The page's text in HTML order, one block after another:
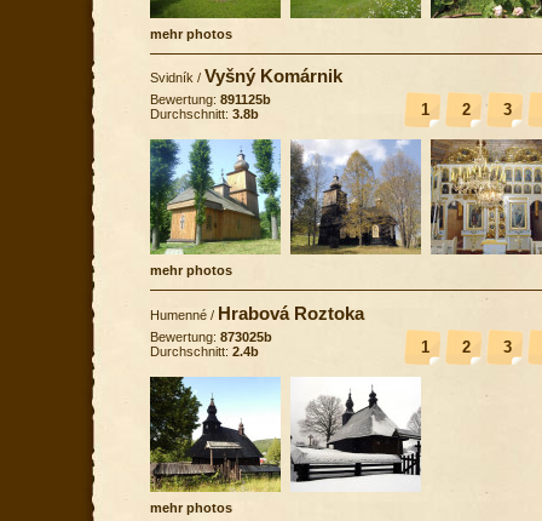
mehr photos
Svidník / Vyšný Komárnik
1 2 3
Bewertung: 891125b
Durchschnitt: 3.8b
mehr photos
Humenné / Hrabová Roztoka
1 2 3
Bewertung: 873025b
Durchschnitt: 2.4b
mehr photos